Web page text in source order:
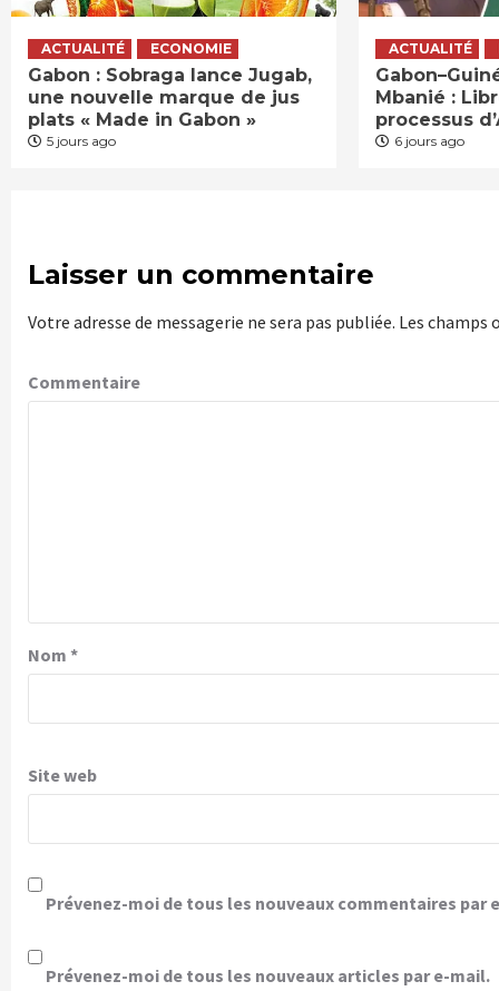
ACTUALITÉ ECONOMIE
Gabon : Sobraga lance Jugab,
une nouvelle marque de jus
plats « Made in Gabon »
5 jours ago
ACTUALITÉ
Mbanié :
processus
6 jours ago
Laisser un commentaire
Votre adresse de messagerie ne sera pas publiée. Les champs
Commentaire
Nom *
Site web
Prévenez-moi de tous les nouveaux commentaires par
Prévenez-moi de tous les nouveaux articles par e-mail.